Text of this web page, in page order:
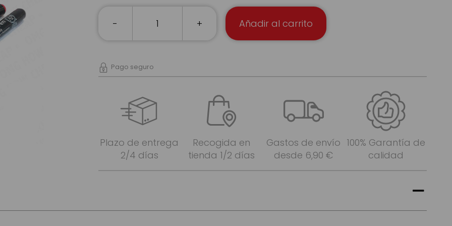
- + Añadir al carrito
Pago seguro
Plazo de entrega
2/4 días
Recogida en
tienda 1/2 días
Gastos de envío
desde 6,90 €
100% Garantía de
calidad